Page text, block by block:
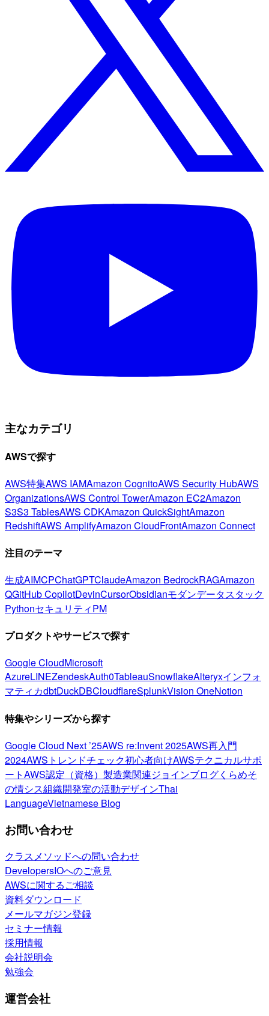
主なカテゴリ
AWSで探す
AWS特集AWS IAMAmazon CognitoAWS Security HubAWS
OrganizationsAWS Control TowerAmazon EC2Amazon
S3S3 TablesAWS CDKAmazon QuickSightAmazon
RedshiftAWS AmplifyAmazon CloudFrontAmazon Connect
注目のテーマ
生成AIMCPChatGPTClaudeAmazon BedrockRAGAmazon
QGitHub CopilotDevinCursorObsidianモダンデータスタック
PythonセキュリティPM
プロダクトやサービスで探す
Google CloudMicrosoft
AzureLINEZendeskAuth0TableauSnowflakeAlteryxインフォ
マティカdbtDuckDBCloudflareSplunkVision OneNotion
特集やシリーズから探す
Google Cloud Next ’25AWS re:Invent 2025AWS再入門
2024AWSトレンドチェック初心者向けAWSテクニカルサポ
ートAWS認定（資格） 製造業関連ジョインブログくらめそ
の情シス組織開発室の活動デザインThai
LanguageVietnamese Blog
お問い合わせ
クラスメソッドへの問い合わせ
DevelopersIOへのご意見
AWSに関するご相談
資料ダウンロード
メールマガジン登録
セミナー情報
採用情報
会社説明会
勉強会
運営会社